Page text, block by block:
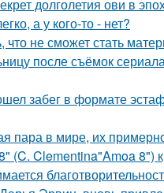
долголетия ови в
а у кого-то - нет?
не сможет стать
после съёмок
забег в формате
пара в мире, их
(C. Clementina"Amoa 8")